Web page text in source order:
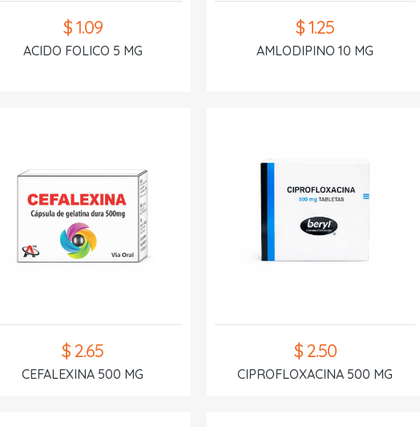
$ 1.09
ACIDO FOLICO 5 MG
$ 1.25
AMLODIPINO 10 MG
$ 2.65
CEFALEXINA 500 MG
$ 2.50
CIPROFLOXACINA 500 MG